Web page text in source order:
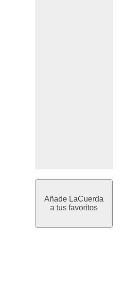
Añade LaCuerda
a tus favoritos